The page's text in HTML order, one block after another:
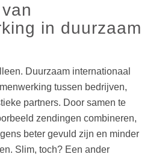
in duurzaam
Duurzaam internationaal
tussen bedrijven,
partners. Door samen te
zendingen combineren,
beter gevuld zijn en minder
Slim, toch? Een ander